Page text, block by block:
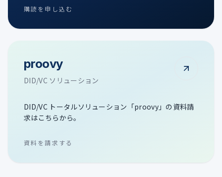
購読を申し込む
proovy
DID/VC ソリューション
DID/VC トータルソリューション「proovy」の資料請
求はこちらから。
資料を請求する